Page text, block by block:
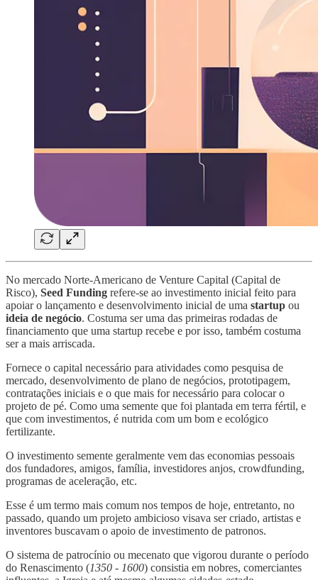
No mercado Norte-Americano de Venture Capital (Capital de
Risco), Seed Funding refere-se ao investimento inicial feito para
apoiar o lançamento e desenvolvimento inicial de uma startup ou
ideia de negócio. Costuma ser uma das primeiras rodadas de
financiamento que uma startup recebe e por isso, também costuma
ser a mais arriscada.
Fornece o capital necessário para atividades como pesquisa de
mercado, desenvolvimento de plano de negócios, prototipagem,
contratações iniciais e o que mais for necessário para colocar o
projeto de pé. Como uma semente que foi plantada em terra fértil, e
que com investimentos, é nutrida com um bom e ecológico
fertilizante.
O investimento semente geralmente vem das economias pessoais
dos fundadores, amigos, família, investidores anjos, crowdfunding,
programas de aceleração, etc.
Esse é um termo mais comum nos tempos de hoje, entretanto, no
passado, quando um projeto ambicioso visava ser criado, artistas e
inventores buscavam o apoio de investimento de patronos.
O sistema de patrocínio ou mecenato que vigorou durante o período
do Renascimento (1350 - 1600) consistia em nobres, comerciantes